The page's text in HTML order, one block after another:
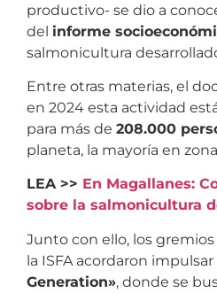
productivo- se dio a
del informe
salmonicultura
Entre otras materias, el
en 2024 esta actividad
para más de 208.000
planeta, la mayoría en
LEA >> En Magallanes:
sobre la salmonicultura
Junto con ello, los
la ISFA acordaron
Generation», donde se